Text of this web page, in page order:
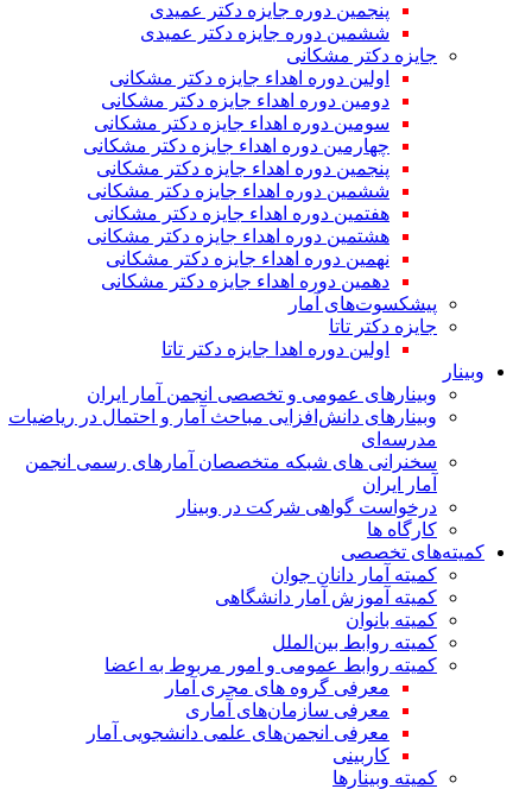
پنجمین دوره جایزه دکتر عمیدی
ششمین دوره جایزه دکتر عمیدی
جایزه دکتر مشکانی
اولین دوره اهداء جایزه دکتر مشکانی
دومین دوره اهداء جایزه دکتر مشکانی
سومین دوره اهداء جایزه دکتر مشکانی
چهارمین دوره اهداء جایزه دکتر مشکانی
پنجمین دوره اهداء جایزه دکتر مشکانی
ششمین دوره اهداء جایزه دکتر مشکانی
هفتمین دوره اهداء جایزه دکتر مشکانی
هشتمین دوره اهداء جایزه دکتر مشکانی
نهمین دوره اهداء جایزه دکتر مشکانی
دهمین دوره اهداء جایزه دکتر مشکانی
پیشکسوت‌های آمار
جایزه دکتر تاتا
اولین دوره اهدا جایزه دکتر تاتا
وبینار
وبینارهای عمومی و تخصصی انجمن آمار ایران
وبینارهای دانش‌افزایی مباحث آمار و احتمال در ریاضیات
مدرسه‌ای
سخنرانی های شبکه متخصصان آمارهای رسمی انجمن
آمار ایران
درخواست گواهی شرکت در وبینار
کارگاه ها
کمیته‌های تخصصی
کمیته آمار دانان جوان
کمیته آموزش آمار دانشگاهی
کمیته بانوان
کمیته روابط بین‌الملل
کمیته روابط عمومی و امور مربوط به اعضا
معرفی گروه های مجری آمار
معرفی سازمان‌های آماری
معرفی انجمن‌های علمی دانشجویی آمار
کاربینی
کمیته وبینارها